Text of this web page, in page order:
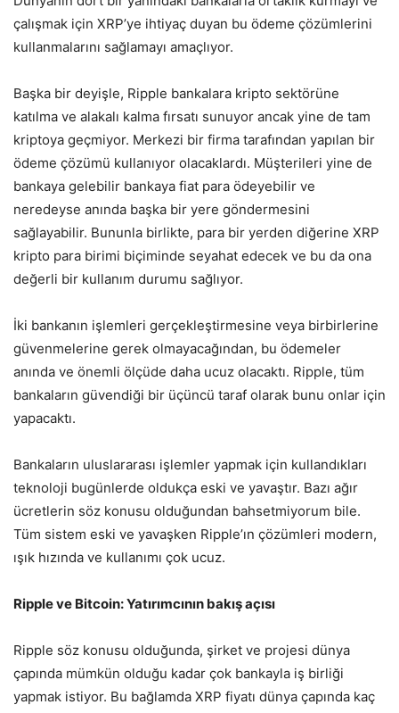
çalışmak için XRP’ye ihtiyaç duyan bu ödeme çözümlerini
kullanmalarını sağlamayı amaçlıyor.
Başka bir deyişle, Ripple bankalara kripto sektörüne
katılma ve alakalı kalma fırsatı sunuyor ancak yine de tam
kriptoya geçmiyor. Merkezi bir firma tarafından yapılan bir
ödeme çözümü kullanıyor olacaklardı. Müşterileri yine de
bankaya gelebilir bankaya fiat para ödeyebilir ve
neredeyse anında başka bir yere göndermesini
sağlayabilir. Bununla birlikte, para bir yerden diğerine XRP
kripto para birimi biçiminde seyahat edecek ve bu da ona
değerli bir kullanım durumu sağlıyor.
İki bankanın işlemleri gerçekleştirmesine veya birbirlerine
güvenmelerine gerek olmayacağından, bu ödemeler
anında ve önemli ölçüde daha ucuz olacaktı. Ripple, tüm
bankaların güvendiği bir üçüncü taraf olarak bunu onlar için
yapacaktı.
Bankaların uluslararası işlemler yapmak için kullandıkları
teknoloji bugünlerde oldukça eski ve yavaştır. Bazı ağır
ücretlerin söz konusu olduğundan bahsetmiyorum bile.
Tüm sistem eski ve yavaşken Ripple’ın çözümleri modern,
ışık hızında ve kullanımı çok ucuz.
Ripple ve Bitcoin: Yatırımcının bakış açısı
Ripple söz konusu olduğunda, şirket ve projesi dünya
çapında mümkün olduğu kadar çok bankayla iş birliği
yapmak istiyor. Bu bağlamda XRP fiyatı dünya çapında kaç